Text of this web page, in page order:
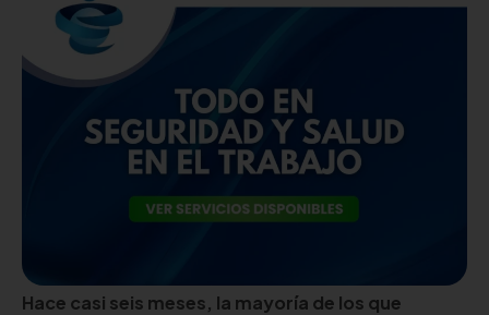
Hace casi seis meses, la mayoría de los que